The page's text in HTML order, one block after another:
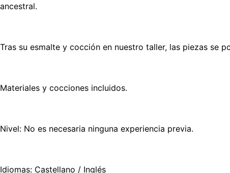
ancestral.
Tras su esmalte y cocción en nuestro taller, las piezas se
Materiales y cocciones incluidos.
Nivel: No es necesaria ninguna experiencia previa.
Idiomas: Castellano / Inglés